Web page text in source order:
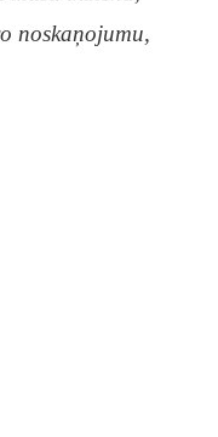
noskaņojumu,